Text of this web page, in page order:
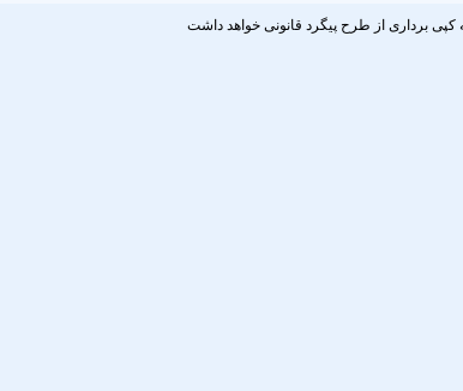
برداری از طرح پیگرد قانونی خواهد داشت